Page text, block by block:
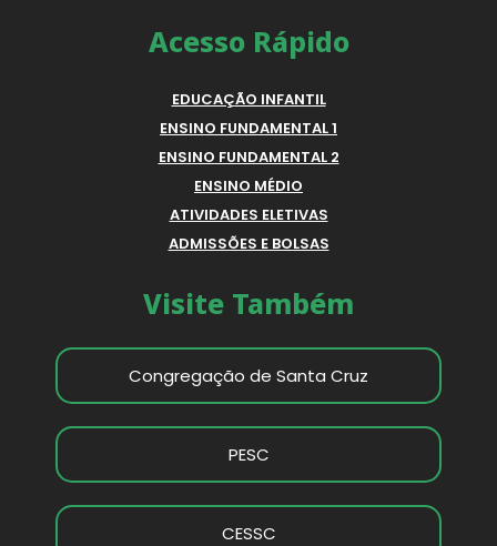
Acesso Rápido
EDUCAÇÃO INFANTIL
ENSINO FUNDAMENTAL 1
ENSINO FUNDAMENTAL 2
ENSINO MÉDIO
ATIVIDADES ELETIVAS
ADMISSÕES E BOLSAS
Visite Também
Congregação de Santa Cruz
PESC
CESSC